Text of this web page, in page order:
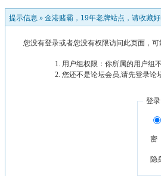
提示信息 » 金港赌霸，19年老牌站点，请收藏
您没有登录或者您没有权限访问此页面，
用户组权限：你所属的用户组
您还不是论坛会员,请先登录论
登录
密
隐